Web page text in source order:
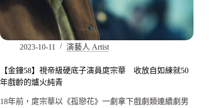
2023-10-11 演藝人 Artist
【金鐘58】視帝級硬底子演員庹宗華 收放自如練就50
年戲齡的爐火純青
18年前，庹宗華以《孤戀花》一劇拿下戲劇類連續劇男